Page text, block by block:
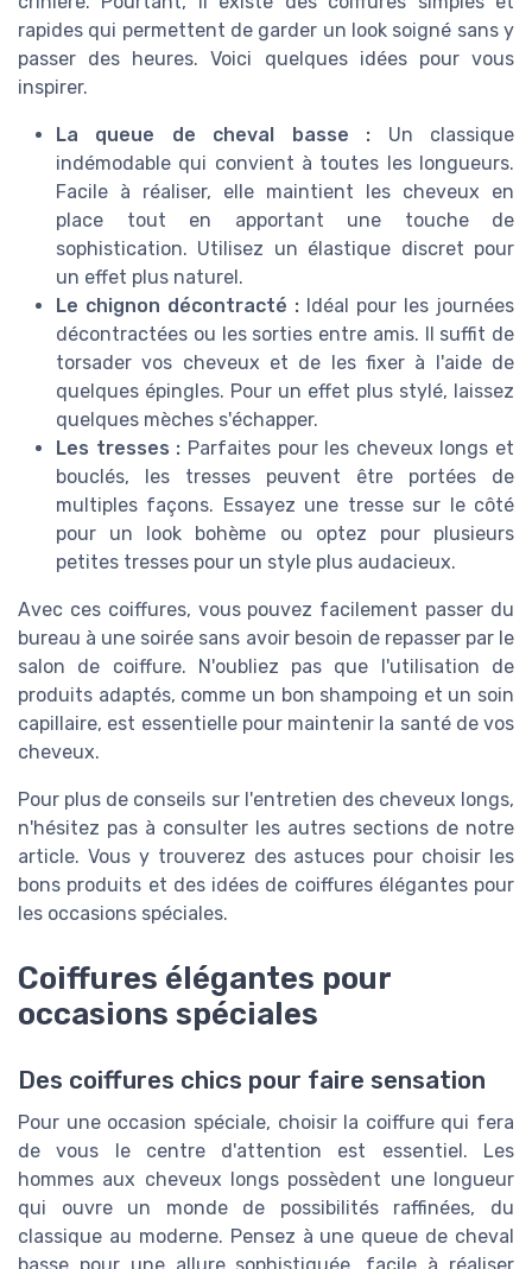
rapides qui permettent de garder un look soigné sans y
passer des heures. Voici quelques idées pour vous
inspirer.
La queue de cheval basse : Un classique
indémodable qui convient à toutes les longueurs.
Facile à réaliser, elle maintient les cheveux en
place tout en apportant une touche de
sophistication. Utilisez un élastique discret pour
un effet plus naturel.
Le chignon décontracté : Idéal pour les journées
décontractées ou les sorties entre amis. Il suffit de
torsader vos cheveux et de les fixer à l'aide de
quelques épingles. Pour un effet plus stylé, laissez
quelques mèches s'échapper.
Les tresses : Parfaites pour les cheveux longs et
bouclés, les tresses peuvent être portées de
multiples façons. Essayez une tresse sur le côté
pour un look bohème ou optez pour plusieurs
petites tresses pour un style plus audacieux.
Avec ces coiffures, vous pouvez facilement passer du
bureau à une soirée sans avoir besoin de repasser par le
salon de coiffure. N'oubliez pas que l'utilisation de
produits adaptés, comme un bon shampoing et un soin
capillaire, est essentielle pour maintenir la santé de vos
cheveux.
Pour plus de conseils sur l'entretien des cheveux longs,
n'hésitez pas à consulter les autres sections de notre
article. Vous y trouverez des astuces pour choisir les
bons produits et des idées de coiffures élégantes pour
les occasions spéciales.
Coiffures élégantes pour
occasions spéciales
Des coiffures chics pour faire sensation
Pour une occasion spéciale, choisir la coiffure qui fera
de vous le centre d'attention est essentiel. Les
hommes aux cheveux longs possèdent une longueur
qui ouvre un monde de possibilités raffinées, du
classique au moderne. Pensez à une queue de cheval
basse pour une allure sophistiquée, facile à réaliser